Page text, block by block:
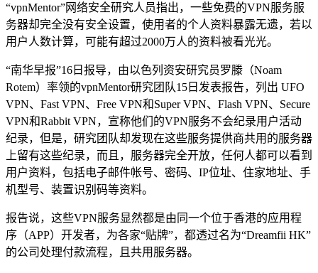
“vpnMentor”网络安全研究人员指出，一些免费的VPN服务服
务器却完全没有安全设置，使用者的个人资料暴露无遗，若以
用户人数计算，可能有超过2000万人的资料被看光光。
“南华早报”16日报导，由以色列资安研究员罗滕（Noam
Rotem）率领的vpnMentor研究团队15日发表报告，列出 UFO
VPN、Fast VPN、Free VPN和Super VPN、Flash VPN、Secure
VPN和Rabbit VPN，宣称他们的VPN服务不会纪录用户活动
纪录，但是，研究团队却发现在这些服务提供商共用的服务器
上留有这些纪录，而且，服务器完全开放，任何人都可以看到
用户资料，包括电子邮件帐号、密码、IP位址、住家地址、手
机型号、装置识别码等资料。
报告说，这些VPN服务显然都是由同一个位于香港的应用程
序（APP）开发者，为各家“贴牌”，都透过名为“Dreamfii HK”
的公司处理付款流程，且共用服务器。